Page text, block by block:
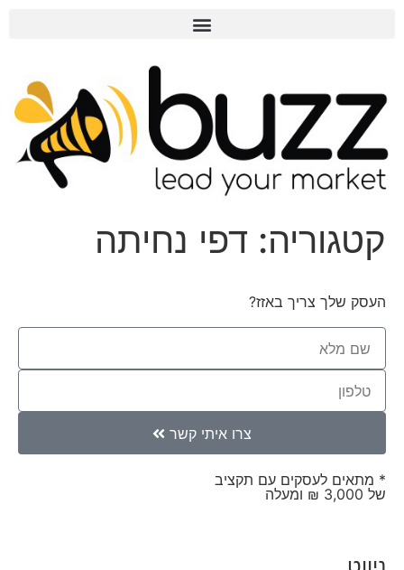
קטגוריה: דפי נחיתה
העסק שלך צריך באזז?
צרו איתי קשר
* מתאים לעסקים עם תקציב
של 3,000 ₪ ומעלה